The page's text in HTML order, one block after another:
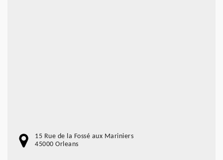
15 Rue de la Fossé aux Mariniers
45000 Orleans